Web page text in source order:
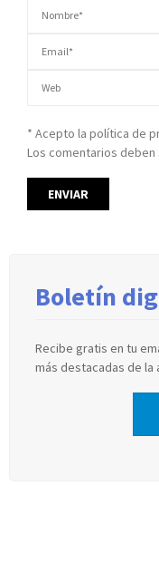
* Acepto la política de
Los comentarios
Boletín
Recibe gratis en tu
más destacadas de la